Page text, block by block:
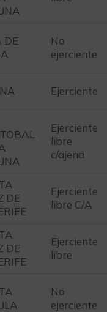
DE
No
ejerciente
Ejerciente
Ejerciente
libre
c/ajena
DE
Ejerciente
libre C/A
DE
Ejerciente
libre
No
ejerciente